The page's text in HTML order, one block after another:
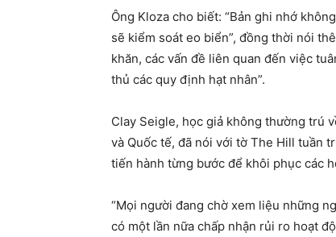
Ông Kloza cho biết: “Bản ghi nhớ
sẽ kiểm soát eo biển”, đồng thời nói
khăn, các vấn đề liên quan đến việc
thủ các quy định hạt nhân”.
Clay Seigle, học giả không thường trú
và Quốc tế, đã nói với tờ The Hill tuần
tiến hành từng bước để khôi phục các
“Mọi người đang chờ xem liệu những
có một lần nữa chấp nhận rủi ro hoạt